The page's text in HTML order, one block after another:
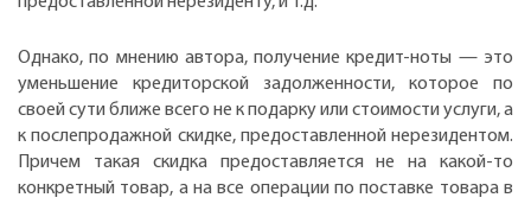
Однако, по мнению автора, получение кредит-ноты — это
уменьшение кредиторской задолженности, которое по
своей сути ближе всего не к подарку или стоимости услуги, а
к послепродажной скидке, предоставленной нерезидентом.
Причем такая скидка предоставляется не на какой-то
конкретный товар, а на все операции по поставке товара в